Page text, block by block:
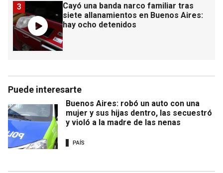
Cayó una banda narco familiar tras
siete allanamientos en Buenos Aires:
hay ocho detenidos
3
Puede interesarte
Buenos Aires: robó un auto con una
mujer y sus hijas dentro, las secuestró
y violó a la madre de las nenas
PAÍS